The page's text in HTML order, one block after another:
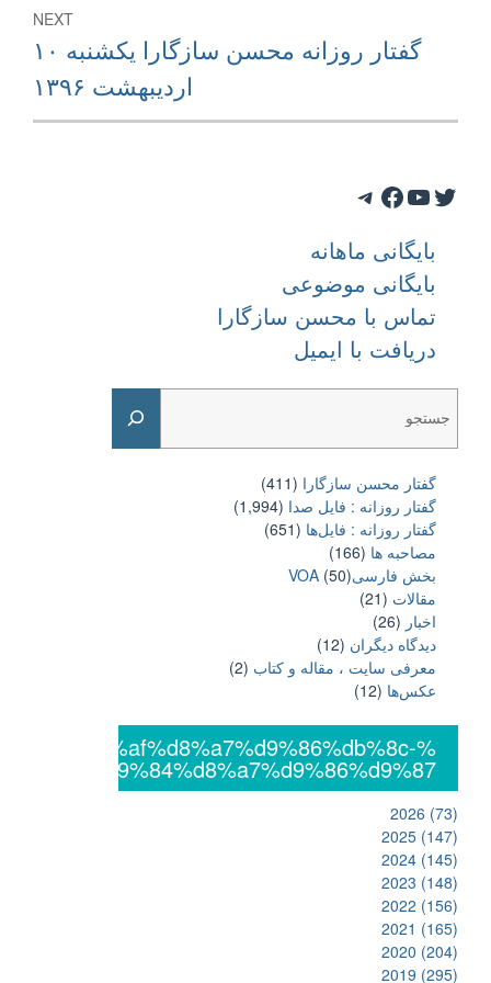
NEXT
Next
post:
گفتار روزانه محسن سازگارا یکشنبه ۱۰
اردیبهشت ۱۳۹۶
Telegram Facebook YouTube Twitter
بایگانی ماهانه
بایگانی موضوعی
تماس با محسن سازگارا
دریافت با ایمیل
گفتار محسن سازگارا (411)
گفتار روزانه : فایل‌ صدا (1,994)
گفتار روزانه : فایل‌ها (651)
مصاحبه ها (166)
بخش فارسیVOA(50)
مقالات (21)
اخبار (26)
دیدگاه دیگران (12)
معرفی سایت ، مقاله و کتاب (2)
عکس‌ها (12)
2026 (73)
2025 (147)
2024 (145)
2023 (148)
2022 (156)
2021 (165)
2020 (204)
2019 (295)